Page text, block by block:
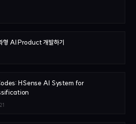
형 AI Product 개발하기
HSense AI System for